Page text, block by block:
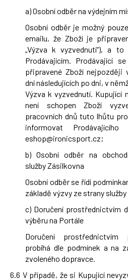
a) Osobní odběr na výdejním
Osobní odběr je možný
emailu, že Zboží je
„Výzva k vyzvednutí“), a
Prodávajícím. Prodávající
připravené Zboží
dní následujících po dni, v
Výzva k vyzvednutí. Kupující
není schopen Zboží
pracovních dnů tuto lhůtu
informovat Prodávajícího
eshop@ironicsport.cz;
b) Osobní odběr na
služby Zásilkovna
Osobní odběr se řídí
základě výzvy ze strany
c) Doručení prostřednictvím
výběru na Portále
Doručení prostřednictvím
probíhá dle podmínek a na
zvoleného dopravce.
6.6 V případě, že si Kupující